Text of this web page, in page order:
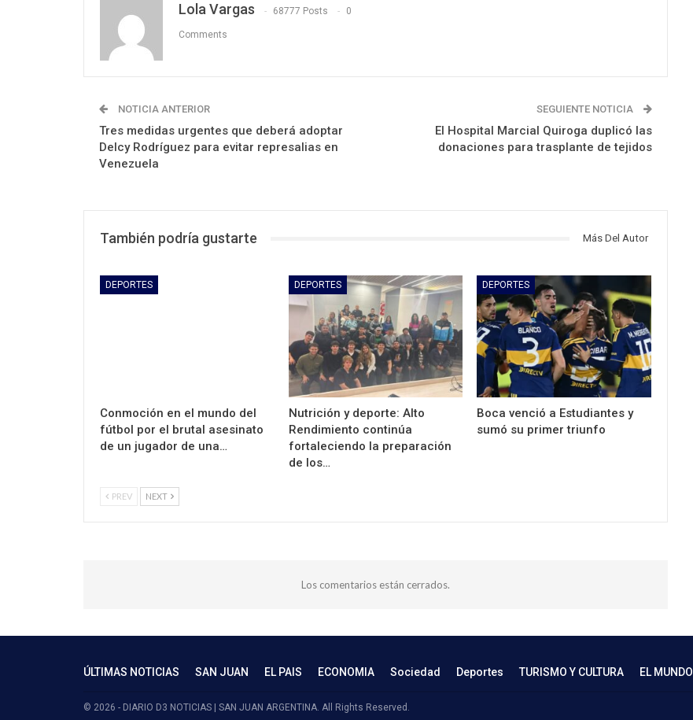
Lola Vargas 68777 Posts 0
Comments
NOTICIA ANTERIOR
Tres medidas urgentes que deberá adoptar
Delcy Rodríguez para evitar represalias en
Venezuela
SEGUIENTE NOTICIA
El Hospital Marcial Quiroga duplicó las
donaciones para trasplante de tejidos
También podría gustarte Más Del Autor
DEPORTES
Conmoción en el mundo del
fútbol por el brutal asesinato
de un jugador de una…
DEPORTES
Nutrición y deporte: Alto
Rendimiento continúa
fortaleciendo la preparación
de los…
DEPORTES
Boca venció a Estudiantes y
sumó su primer triunfo
PREV NEXT
Los comentarios están cerrados.
ÚLTIMAS NOTICIAS SAN JUAN EL PAIS ECONOMIA Sociedad Deportes TURISMO Y CULTURA EL MUNDO
© 2026 - DIARIO D3 NOTICIAS | SAN JUAN ARGENTINA. All Rights Reserved.